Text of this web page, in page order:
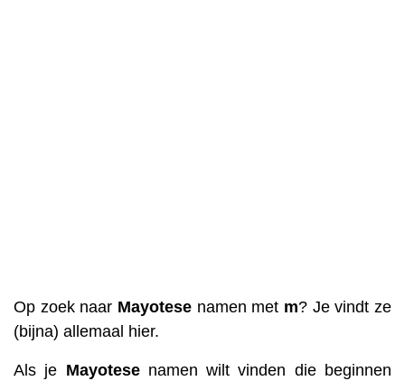
Op zoek naar Mayotese namen met m? Je vindt ze
(bijna) allemaal hier.
Als je Mayotesenamen wilt vinden die beginnen